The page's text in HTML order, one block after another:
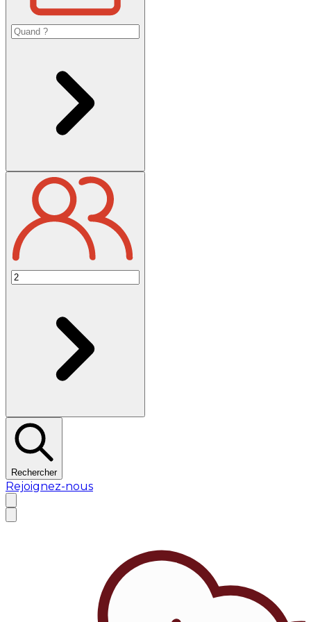
Rechercher
Rejoignez-nous